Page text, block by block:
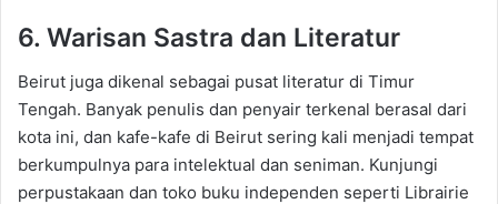
6. Warisan Sastra dan Literatur
Beirut juga dikenal sebagai pusat literatur di Timur
Tengah. Banyak penulis dan penyair terkenal berasal dari
kota ini, dan kafe-kafe di Beirut sering kali menjadi tempat
berkumpulnya para intelektual dan seniman. Kunjungi
perpustakaan dan toko buku independen seperti Librairie